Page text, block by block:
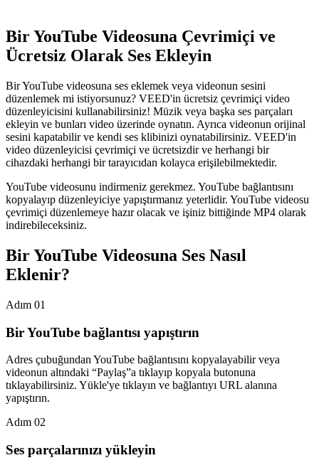
Bir YouTube Videosuna Çevrimiçi ve
Ücretsiz Olarak Ses Ekleyin
Bir YouTube videosuna ses eklemek veya videonun sesini
düzenlemek mi istiyorsunuz? VEED'in ücretsiz çevrimiçi video
düzenleyicisini kullanabilirsiniz! Müzik veya başka ses parçaları
ekleyin ve bunları video üzerinde oynatın. Ayrıca videonun orijinal
sesini kapatabilir ve kendi ses klibinizi oynatabilirsiniz. VEED'in
video düzenleyicisi çevrimiçi ve ücretsizdir ve herhangi bir
cihazdaki herhangi bir tarayıcıdan kolayca erişilebilmektedir.
YouTube videosunu indirmeniz gerekmez. YouTube bağlantısını
kopyalayıp düzenleyiciye yapıştırmanız yeterlidir. YouTube videosu
çevrimiçi düzenlemeye hazır olacak ve işiniz bittiğinde MP4 olarak
indirebileceksiniz.
Bir YouTube Videosuna Ses Nasıl
Eklenir?
Adım 01
Bir YouTube bağlantısı yapıştırın
Adres çubuğundan YouTube bağlantısını kopyalayabilir veya
videonun altındaki “Paylaş”a tıklayıp kopyala butonuna
tıklayabilirsiniz. Yükle'ye tıklayın ve bağlantıyı URL alanına
yapıştırın.
Adım 02
Ses parçalarınızı yükleyin